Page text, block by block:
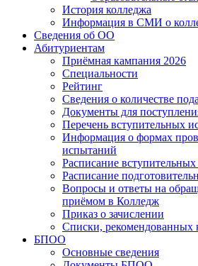
История колледжа
Информация в СМИ о
Сведения об ОО
Абитуриентам
Приёмная кампания 2026
Специальности
Рейтинг
Сведения о количестве
Документы для
Перечень вступительных
Информация о формах
испытаний
Расписание
Расписание
Вопросы и ответы на
приёмом в Колледж
Приказ о зачислении
Списки, рекомендованных
БПОО
Основные сведения